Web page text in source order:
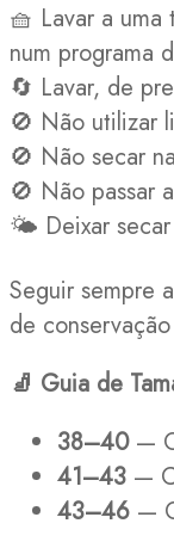
🧺 Lavar a uma
num programa
🔄 Lavar, de
🚫 Não utilizar
🚫 Não secar
🚫 Não passar
🌤️ Deixar secar
Seguir sempre
de
🧦 Guia de
38–40—
41–43 —
43–46 —